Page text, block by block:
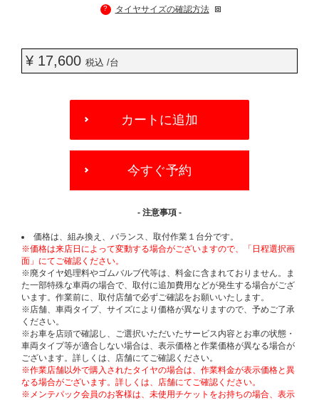
? タイヤサイズの確認方法
¥ 17,600 税込 /台
OPTIONS
カートに追加
今すぐ予約
- 注意事項 -
価格は、組み換え、バランス、取付作業１台分です。
※価格は来店日によって変動する場合がございますので、「日程選択画
面」にてご確認ください。
※廃タイヤ処理料やゴムバルブ代等は、料金に含まれておりません。ま
た一部特殊な車両の場合で、取付に追加費用などが発生する場合がござ
います。作業前に、取付店舗で必ずご確認をお願いいたします。
※店舗、車両タイプ、サイズにより価格が異なりますので、予めご了承
ください。
※お車を店頭で確認し、ご選択いただいたサービス内容とお車の状態・
車両タイプ等が適合しない場合は、表示価格と作業価格が異なる場合が
ございます。詳しくは、店舗にてご確認ください。
※作業店舗以外で購入されたタイヤの場合は、作業料金が表示価格と異
なる場合がございます。詳しくは、店舗にてご確認ください。
※メンテパック会員のお客様は、未使用チケットをお持ちの場合、表示